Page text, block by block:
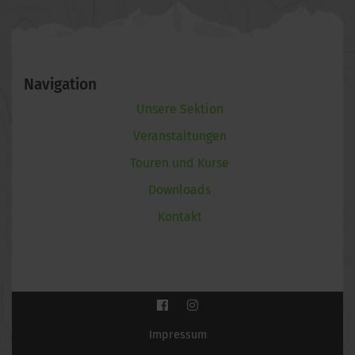
Navigation
Unsere Sektion
Veranstaltungen
Touren und Kurse
Downloads
Kontakt
Impressum